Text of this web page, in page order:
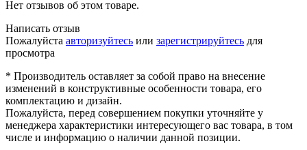
Нет отзывов об этом товаре.
Написать отзыв
Пожалуйста авторизуйтесь или зарегистрируйтесь для
просмотра
* Производитель оставляет за собой право на внесение
изменений в конструктивные особенности товара, его
комплектацию и дизайн.
Пожалуйста, перед совершением покупки уточняйте у
менеджера характеристики интересующего вас товара, в том
числе и информацию о наличии данной позиции.